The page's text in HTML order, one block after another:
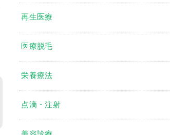
再生医療
医療脱毛
栄養療法
点滴・注射